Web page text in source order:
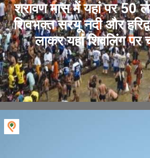
श्रावण मास में यहां पर 50
शिवभक्त सरयू नदी और
लाकर यहां शिवलिंग पर